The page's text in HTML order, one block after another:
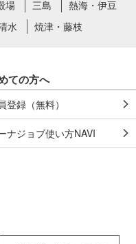
「個人情報保護法」基づき、
は利用に関連して、以下の
、その他の知的所有権を侵
肖像権、プライバシー等を
傷する行為。
進する行為。
場 三島
熱海・伊豆
水 焼津・藤枝
ての方へ
登録（無料）
ナジョブ使い方NAVI